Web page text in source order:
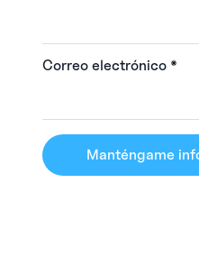
Correo electrónico *
Manténgame